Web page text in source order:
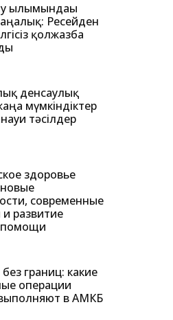
ғылымындағы
Ресейден
қолжазба
денсаулық
мүмкіндіктер
тәсілдер
здоровье
современные
развитие
помощи
границ: какие
операции
в АМКБ